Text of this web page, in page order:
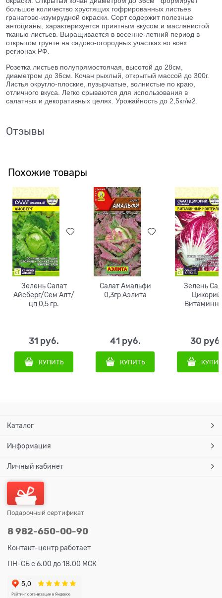
большое количество хрустящих гофрированных листьев
гранатово-изумрудной окраски. Сорт содержит полезные
антоцианы, характеризуется приятным вкусом и маслянистой
тканью листьев. Выращивается в весенне-летний период в
открытом грунте на садово-огородных участках во всех
регионах РФ.
Розетка листьев полупрямостоячая, высотой до 28см,
диаметром до 36см. Кочан рыхлый, открытый массой до 300г.
Листья округло-плоские, пузырчатые, волнистые по краю,
отличного вкуса. Легко срываются для использования в
салатных и декоративных целях. Урожайность до 2,5кг/м2.
Отзывы
Похожие товары
Зелень Салат
Айсберг/Сем Алт/
цп 0,5 гр.
31 руб.
КУПИТЬ
Салат Амальфи
0,3гр Аэлита
41 руб.
КУПИТЬ
Зелень
Цикорий
30
Каталог
Информация
Личный кабинет
Подарочный сертификат
8 982-650-00-90
Контакт-центр работает
ПН-СБ с 6.00 до 18.00 МСК